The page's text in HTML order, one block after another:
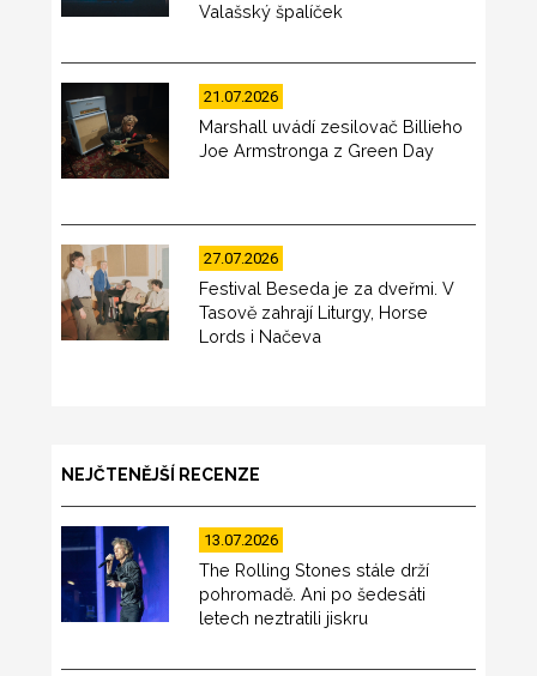
Valašský špalíček
21.07.2026
Marshall uvádí zesilovač Billieho
Joe Armstronga z Green Day
27.07.2026
Festival Beseda je za dveřmi. V
Tasově zahrají Liturgy, Horse
Lords i Načeva
NEJČTENĚJŠÍ RECENZE
13.07.2026
The Rolling Stones stále drží
pohromadě. Ani po šedesáti
letech neztratili jiskru